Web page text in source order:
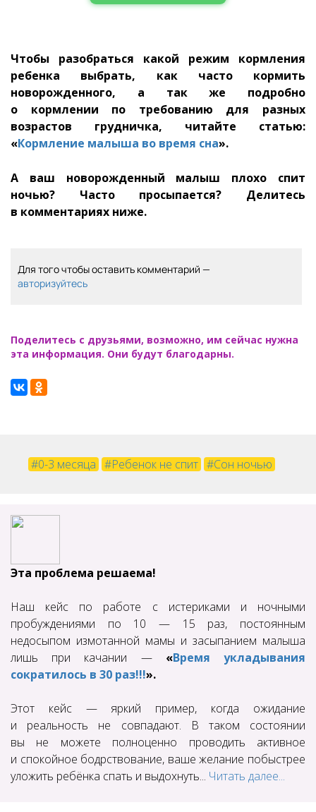
Чтобы разобраться какой режим кормления
ребенка выбрать, как часто кормить
новорожденного, а так же подробно
о кормлении по требованию для разных
возрастов грудничка, читайте статью:
«Кормление малыша во время сна».
А ваш новорожденный малыш плохо спит
ночью? Часто просыпается? Делитесь
в комментариях ниже.
Для того чтобы оставить комментарий —
авторизуйтесь
Поделитесь с друзьями, возможно, им сейчас нужна
эта информация. Они будут благодарны.
#0-3 месяца #Ребенок не спит #Сон ночью
Эта проблема решаема!
Наш кейс по работе с истериками и ночными
пробуждениями по 10 — 15 раз, постоянным
недосыпом измотанной мамы и засыпанием малыша
лишь при качании — «Время укладывания
сократилось в 30 раз!!!».
Этот кейс — яркий пример, когда ожидание
и реальность не совпадают. В таком состоянии
вы не можете полноценно проводить активное
и спокойное бодрствование, ваше желание побыстрее
уложить ребёнка спать и выдохнуть... Читать далее...